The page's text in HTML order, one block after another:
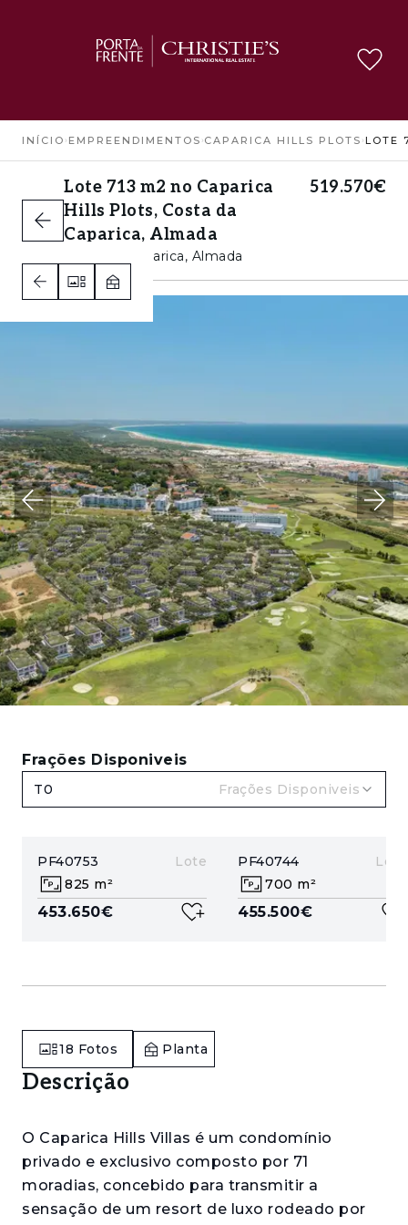
INÍCIO › EMPREENDIMENTOS ›CAPARICA HILLS PLOTS ›
Lote 713 m2 no Caparica
Hills Plots, Costa da
Caparica, Almada
Costa da Caparica, Almada
519.570€
Frações Disponiveis
T0 Frações Disponiveis
PF40753
Lote
825 m²
453.650€
PF40744
Lote
700 m²
455.500€
18 Fotos Planta
Descrição
O Caparica Hills Villas é um condomínio
privado e exclusivo composto por 71
moradias, concebido para transmitir a
sensação de um resort de luxo rodeado por